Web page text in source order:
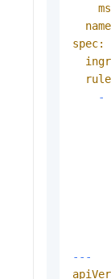
spec:
-
---